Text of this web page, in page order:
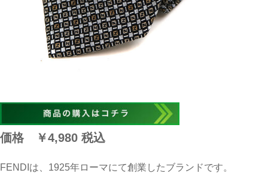
価格 ￥4,980 税込
FENDIは、1925年ローマにて創業したブランドです。